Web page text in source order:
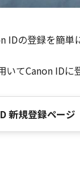
の登録を簡単
てCanon IDに
新規登録ページ